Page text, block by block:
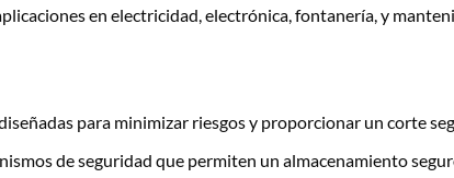
en electricidad, electrónica, fontanería, y
para minimizar riesgos y proporcionar un corte
de seguridad que permiten un almacenamiento